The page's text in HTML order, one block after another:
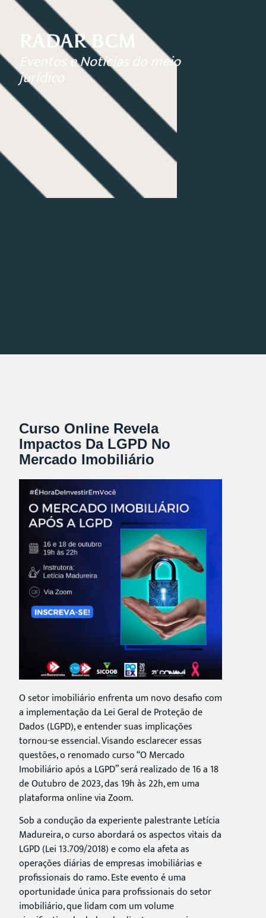
RADAR BCM
Eventos e Notícias do meio
jurídico
Curso Online Revela
Impactos Da LGPD No
Mercado Imobiliário
O setor imobiliário enfrenta um novo desafio com
a implementação da Lei Geral de Proteção de
Dados (LGPD), e entender suas implicações
tornou-se essencial. Visando esclarecer essas
questões, o renomado curso “O Mercado
Imobiliário após a LGPD” será realizado de 16 a 18
de Outubro de 2023, das 19h às 22h, em uma
plataforma online via Zoom.
Sob a condução da experiente palestrante Letícia
Madureira, o curso abordará os aspectos vitais da
LGPD (Lei 13.709/2018) e como ela afeta as
operações diárias de empresas imobiliárias e
profissionais do ramo. Este evento é uma
oportunidade única para profissionais do setor
imobiliário, que lidam com um volume